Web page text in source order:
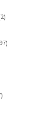
2izdelka
izdelkov
izdelkov